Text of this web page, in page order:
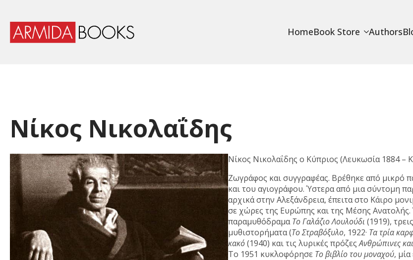
HomeBook Store Authors
Νίκος Νικολαΐδης
Νίκος Νικολαΐδης ο Κύπριος (Λευκωσία 1884 –
Ζωγράφος και συγγραφέας. Βρέθηκε από μικρό
και του αγιογράφου. Ύστερα από μια σύντομη
αρχικά στην Αλεξάνδρεια, έπειτα στο Κάιρο
σε χώρες της Ευρώπης και της Μέσης
παραμυθόδραμαΤο Γαλάζιο Λουλούδι (1919),
μυθιστορήματα (Το Στραβόξυλο, 1922· Τα τρία
κακό(1940) και τις λυρικές πρόζεςΑνθρώπινες
Το 1951 κυκλοφόρησε Το βιβλίο του μοναχού,